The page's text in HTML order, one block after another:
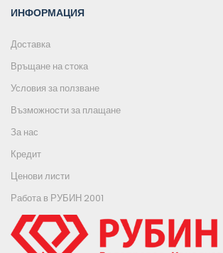
ИНФОРМАЦИЯ
Доставка
Връщане на стока
Условия за ползване
Възможности за плащане
За нас
Кредит
Ценови листи
Работа в РУБИН 2001